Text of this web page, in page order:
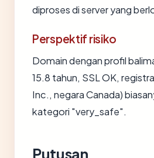
diproses di server yang
Perspektif risiko
Domain dengan profil
15.8 tahun, SSL OK,
Inc., negara Canada)
kategori "very_safe".
Putusan